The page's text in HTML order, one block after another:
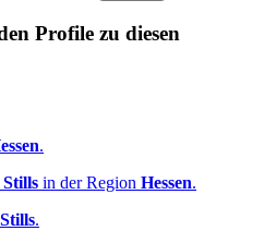
Profile zu diesen
.
Stills in der Region Hessen.
Stills.